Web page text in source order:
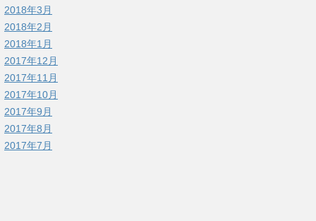
2018年3月
2018年2月
2018年1月
2017年12月
2017年11月
2017年10月
2017年9月
2017年8月
2017年7月